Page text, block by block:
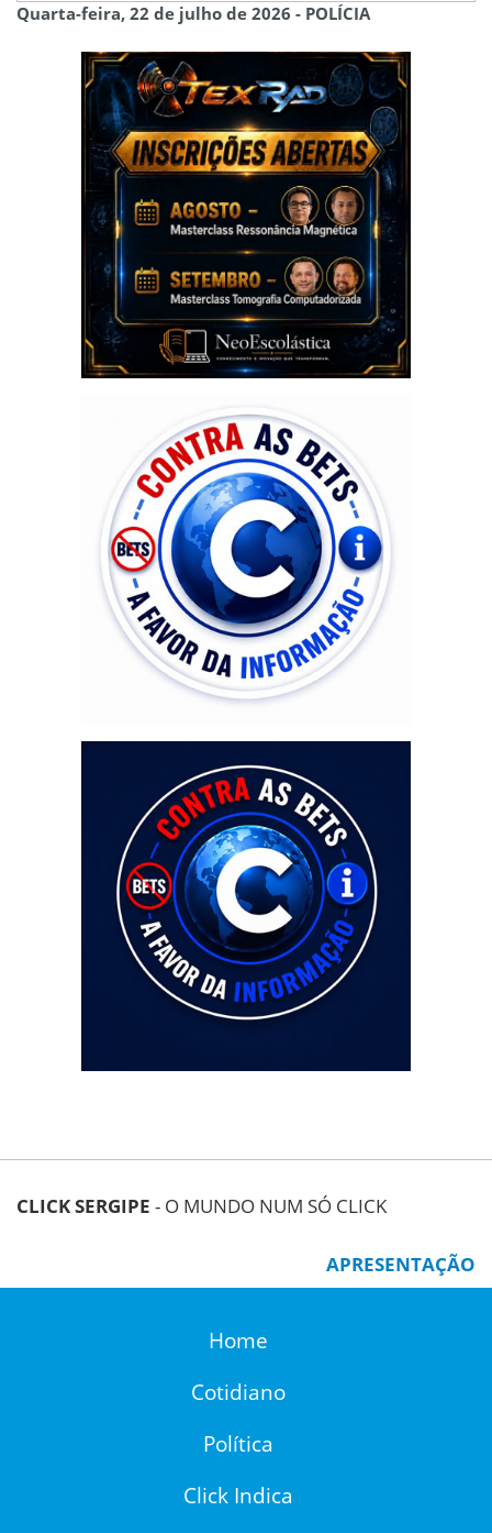
Quarta-feira, 22 de julho de 2026 - POLÍCIA
CLICK SERGIPE - O MUNDO NUM SÓ CLICK
APRESENTAÇÃO
Home
Cotidiano
Política
Click Indica